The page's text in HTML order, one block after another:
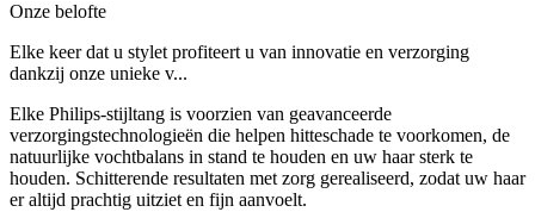
Onze belofte
Elke keer dat u stylet profiteert u van innovatie en verzorging
dankzij onze unieke v...
Elke Philips-stijltang is voorzien van geavanceerde
verzorgingstechnologieën die helpen hitteschade te voorkomen, de
natuurlijke vochtbalans in stand te houden en uw haar sterk te
houden. Schitterende resultaten met zorg gerealiseerd, zodat uw haar
er altijd prachtig uitziet en fijn aanvoelt.